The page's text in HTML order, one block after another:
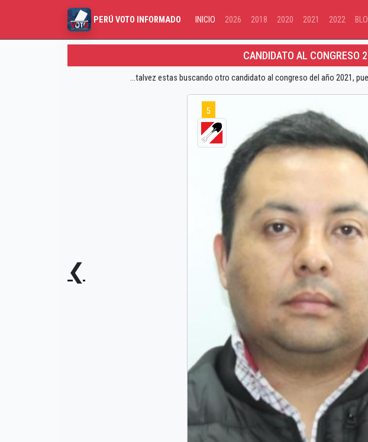
PERÚ VOTO INFORMADO INICIO 2026 2018 2020 2021 2022
CANDIDATO AL CONGRESO
...talvez estas buscando otro candidato al congreso del año 2021,
❮
5